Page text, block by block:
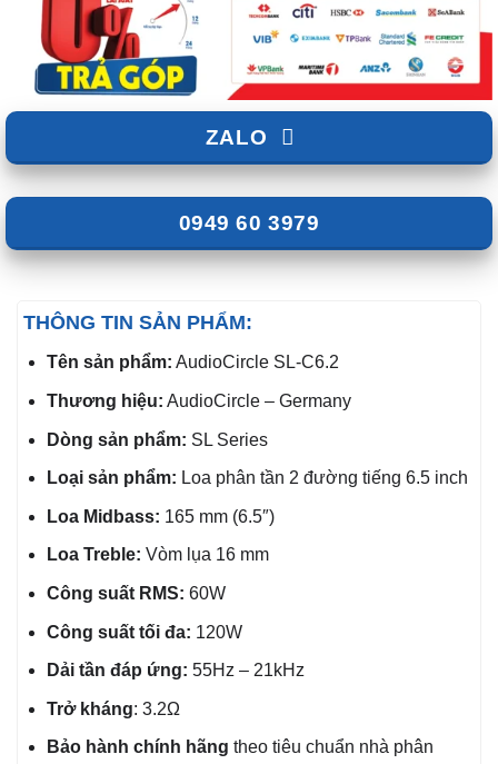
ZALO
0949 60 3979
THÔNG TIN SẢN PHẨM:
Tên sản phẩm: AudioCircle SL-C6.2
Thương hiệu: AudioCircle – Germany
Dòng sản phẩm: SL Series
Loại sản phẩm: Loa phân tần 2 đường tiếng 6.5 inch
Loa Midbass: 165 mm (6.5″)
Loa Treble: Vòm lụa 16 mm
Công suất RMS: 60W
Công suất tối đa: 120W
Dải tần đáp ứng: 55Hz – 21kHz
Trở kháng: 3.2Ω
Bảo hành chính hãng theo tiêu chuẩn nhà phân